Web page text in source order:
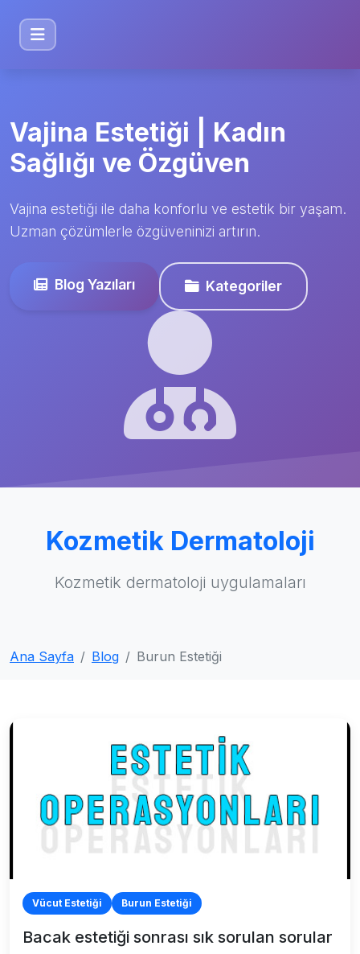
Vajina Estetiği | Kadın
Sağlığı ve Özgüven
Vajina estetiği ile daha konforlu ve estetik bir yaşam.
Uzman çözümlerle özgüveninizi artırın.
Blog Yazıları Kategoriler
Kozmetik Dermatoloji
Kozmetik dermatoloji uygulamaları
Ana Sayfa Blog Burun Estetiği
Vücut Estetiği Burun Estetiği
Bacak estetiği sonrası sık sorulan sorular